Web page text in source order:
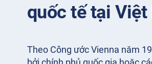
quốc tế tại Việt
Theo Công ước Vienna năm